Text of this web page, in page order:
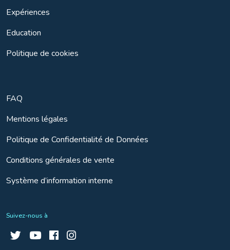
Expériences
Education
Politique de cookies
FAQ
Mentions légales
Politique de Confidentialité de Données
Conditions générales de vente
Système d’information interne
Suivez-nous à